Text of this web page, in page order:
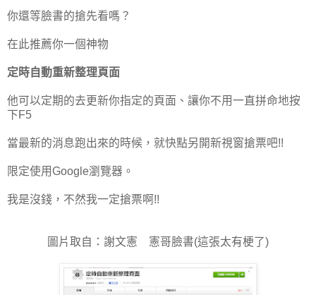
你還等臉書的搶先看嗎？
在此推薦你一個神物
定時自動重新整理頁面
他可以定期的去更新你指定的頁面、讓你不用一直拼命地按
下F5
當最新的消息跑出來的時候，就快點另開新視窗搶票吧!!
限定使用Google瀏覽器。
我是沒錢，不然我一定搶票啊!!
圖片取自：謝文憲 憲哥臉書(這張太有梗了)